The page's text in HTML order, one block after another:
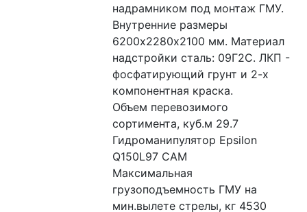
надрамником под монтаж ГМУ.
Внутренние размеры
6200х2280х2100 мм. Материал
надстройки сталь: 09Г2С. ЛКП -
фосфатирующий грунт и 2-х
компонентная краска.
Объем перевозимого
сортимента, куб.м 29.7
Гидроманипулятор Epsilon
Q150L97 CAM
Максимальная
грузоподъемность ГМУ на
мин.вылете стрелы, кг 4530